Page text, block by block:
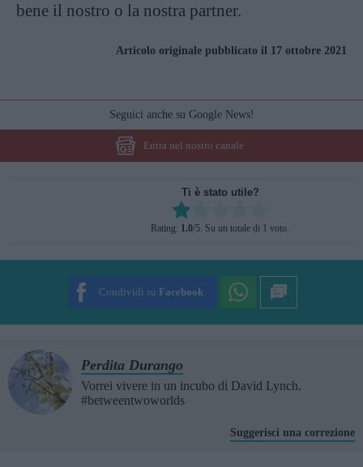
bene il nostro o la nostra partner.
Articolo originale pubblicato il 17 ottobre 2021
Seguici anche su Google News!
Entra nel nostro canale
Ti è stato utile?
Rate this item:
SUBMIT RATING
Rating: 1.0/5. Su un totale di 1 voto.
Condividi su Facebook
Perdita Durango
Vorrei vivere in un incubo di David Lynch.
#betweentwoworlds
Suggerisci una correzione